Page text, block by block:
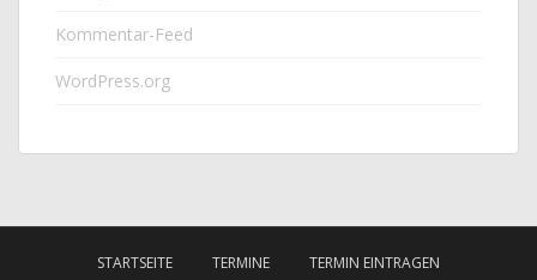
Kommentar-Feed
WordPress.org
STARTSEITE TERMINE TERMIN EINTRAGEN